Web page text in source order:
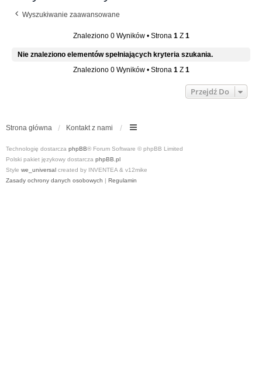
Wyszukiwanie zaawansowane
Znaleziono 0 Wyników • Strona 1Z 1
Nie znaleziono elementów spełniających kryteria szukania.
Znaleziono 0 Wyników • Strona 1Z 1
Przejdź Do
Strona główna Kontakt z nami
Technologię dostarcza phpBB® Forum Software © phpBB Limited
Polski pakiet językowy dostarcza phpBB.pl
Style we_universal created by INVENTEA & v12mike
Zasady ochrony danych osobowych | Regulamin